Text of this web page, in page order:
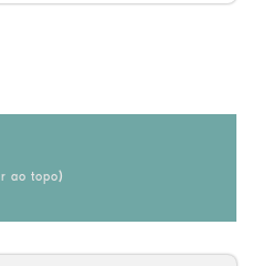
ao topo)